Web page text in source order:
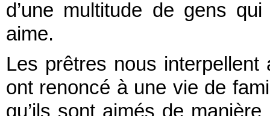
d’une multitude de gens
aime.
Les prêtres nous
ont renoncé à une vie de
qu’ils sont aimés de